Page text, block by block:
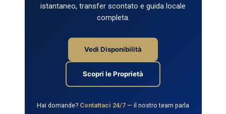
istantaneo, transfer scontato e guida locale
completa.
Vedi Disponibilità
Scopri le Proprietà
Hai domande? Contattaci 24/7 — il nostro team parla